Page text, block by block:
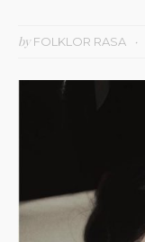
byFOLKLOR RASA